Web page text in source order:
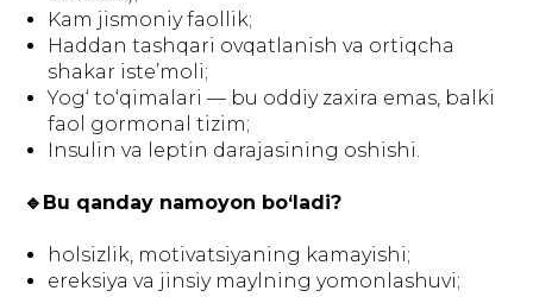
Kam jismoniy faollik;
Haddan tashqari ovqatlanish va ortiqcha
shakar iste’moli;
Yog‘ to‘qimalari — bu oddiy zaxira emas, balki
faol gormonal tizim;
Insulin va leptin darajasining oshishi.
🔹Bu qanday namoyon bo‘ladi?
holsizlik, motivatsiyaning kamayishi;
ereksiya va jinsiy maylning yomonlashuvi;